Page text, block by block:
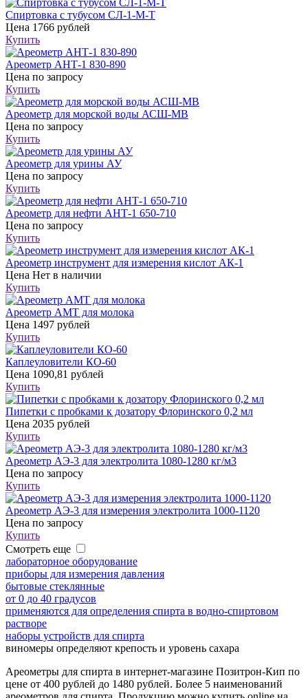
Спиртовка с тубусом СЛ-1-М-Т
Цена 1766 рублей
Купить
Ареометр АНТ-1 830-890
Цена по запросу
Купить
Ареометр для морской воды АСШ-МВ
Цена по запросу
Купить
Ареометр для урины АУ
Цена по запросу
Купить
Ареометр для нефти АНТ-1 650-710
Цена по запросу
Купить
Ареометр инструмент для измерения кислот АК-1
Цена Нет в наличии
Купить
Ареометр АМТ для молока
Цена 1497 рублей
Купить
Каплеуловители КО-60
Цена 1090,81 рублей
Купить
Пипетки с пробками к дозатору Флоринского 0,2 мл
Цена 2035 рублей
Купить
Ареометр АЭ-3 для электролита 1080-1280 кг/м3
Цена по запросу
Купить
Ареометр АЭ-3 для измерения электролита 1000-1120
Цена по запросу
Купить
Смотреть еще
лабораторное оборудование
приборы для измерения давления
бытовые стеклянные
от 0 до 40 градусов
применяются для определения спирта в водно-спиртовом
растворе
наборы устройств для спирта
виномеры определяют крепость и уровень сахара
Ареометры для спирта в интернет-магазине Позитрон-Кип по
цене от 400 рублей до 1480 рублей. Более 5 наименований